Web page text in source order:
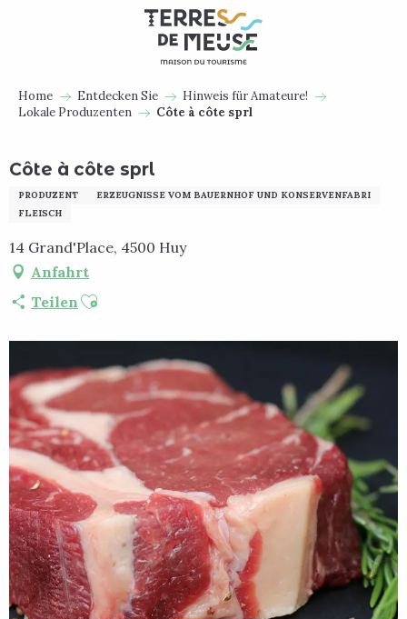
Home Entdecken Sie
Hinweis für Amateure!
Lokale Produzenten
Côte à côte sprl
Côte à côte sprl
PRODUZENT
ERZEUGNISSE VOM BAUERNHOF UND KONSERVENFABRI
FLEISCH
14 Grand'Place, 4500 Huy
Anfahrt
Teilen Ajouter aux favoris